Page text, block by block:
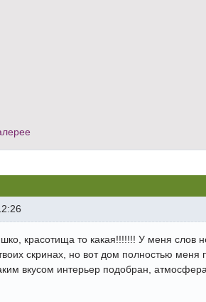
красотища то какая!!!!!!! У меня слов
скринах, но вот дом полностью меня
вкусом интерьер подобран,